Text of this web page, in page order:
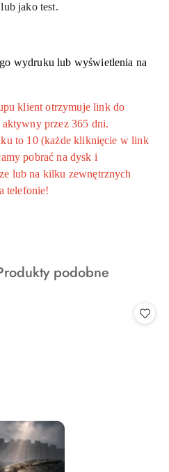
jako test.
wydruku lub wyświetlenia na
klient otrzymuje link do
przez 365 dni.
to 10 (każde kliknięcie w link
pobrać na dysk i
lub na kilku zewnętrznych
telefonie!
podobne